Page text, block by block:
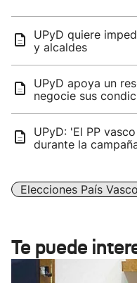
UPyD quiere
y alcaldes
UPyD apoya un
negocie sus
UPyD: 'El PP
durante la
Elecciones País Vasco
Te puede